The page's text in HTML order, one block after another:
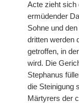
Acte zieht sich
ermüdender
Sohne und
dritten werden
getroffen, in
wird. Die
Stephanus
die Steinigung
Märtyrers der